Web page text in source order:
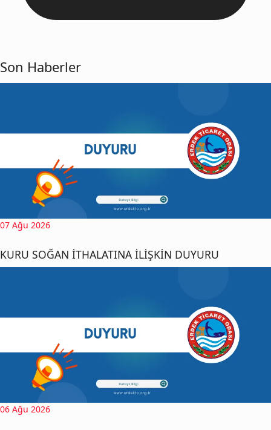
Son Haberler
07 Ağu 2026
KURU SOĞAN İTHALATINA İLİŞKİN DUYURU
06 Ağu 2026